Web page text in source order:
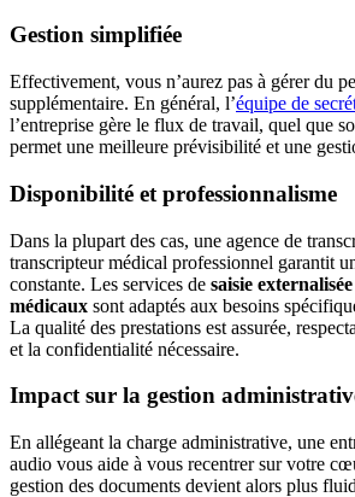
Gestion simplifiée
Effectivement, vous n’aurez pas à gérer du
supplémentaire. En général, l’équipe de
l’entreprise gère le flux de travail, quel que
permet une meilleure prévisibilité et une
Disponibilité et professionnalisme
Dans la plupart des cas, une agence de
transcripteur médical professionnel garantit
constante. Les services de saisie
médicaux sont adaptés aux besoins
La qualité des prestations est assurée,
et la confidentialité nécessaire.
Impact sur la gestion
En allégeant la charge administrative, une
audio vous aide à vous recentrer sur votre
gestion des documents devient alors plus